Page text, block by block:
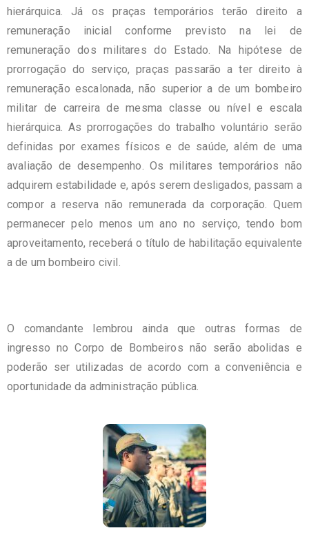
hierárquica. Já os praças temporários terão direito a
remuneração inicial conforme previsto na lei de
remuneração dos militares do Estado. Na hipótese de
prorrogação do serviço, praças passarão a ter direito à
remuneração escalonada, não superior a de um bombeiro
militar de carreira de mesma classe ou nível e escala
hierárquica. As prorrogações do trabalho voluntário serão
definidas por exames físicos e de saúde, além de uma
avaliação de desempenho. Os militares temporários não
adquirem estabilidade e, após serem desligados, passam a
compor a reserva não remunerada da corporação. Quem
permanecer pelo menos um ano no serviço, tendo bom
aproveitamento, receberá o título de habilitação equivalente
a de um bombeiro civil.
O comandante lembrou ainda que outras formas de
ingresso no Corpo de Bombeiros não serão abolidas e
poderão ser utilizadas de acordo com a conveniência e
oportunidade da administração pública.